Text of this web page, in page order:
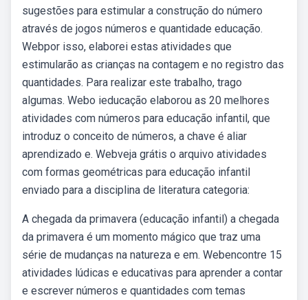
sugestões para estimular a construção do número
através de jogos números e quantidade educação.
Webpor isso, elaborei estas atividades que
estimularão as crianças na contagem e no registro das
quantidades. Para realizar este trabalho, trago
algumas. Webo ieducação elaborou as 20 melhores
atividades com números para educação infantil, que
introduz o conceito de números, a chave é aliar
aprendizado e. Webveja grátis o arquivo atividades
com formas geométricas para educação infantil
enviado para a disciplina de literatura categoria:
A chegada da primavera (educação infantil) a chegada
da primavera é um momento mágico que traz uma
série de mudanças na natureza e em. Webencontre 15
atividades lúdicas e educativas para aprender a contar
e escrever números e quantidades com temas